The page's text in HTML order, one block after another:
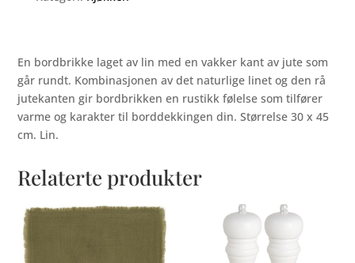
En bordbrikke laget av lin med en vakker kant av jute som
går rundt. Kombinasjonen av det naturlige linet og den rå
jutekanten gir bordbrikken en rustikk følelse som tilfører
varme og karakter til borddekkingen din. Størrelse 30 x 45
cm. Lin.
Relaterte produkter